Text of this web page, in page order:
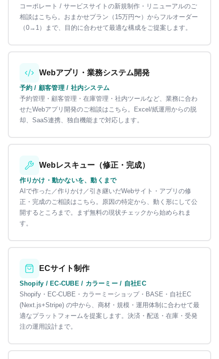
コーポレート / サービスサイトの新規制作・リニューアルのご
相談はこちら。おまかせプラン（15万円〜）からフルオーダー
（0→1）まで、目的に合わせて最適な構成をご提案します。
Webアプリ・業務システム開発
予約 / 顧客管理 / 社内システム
予約管理・顧客管理・在庫管理・社内ツールなど、業務に合わ
せたWebアプリ開発のご相談はこちら。Excel/紙運用からの脱
却、SaaS連携、独自機能まで対応します。
Webレスキュー（修正・完成）
作りかけ・動かないを、動くまで
AIで作った／作りかけ／引き継いだWebサイト・アプリの修
正・完成のご相談はこちら。原因の特定から、動く形にして公
開するところまで。まず無料の現状チェックから始められま
す。
ECサイト制作
Shopify / EC-CUBE / カラーミー / 自社EC
Shopify・EC-CUBE・カラーミーショップ・BASE・自社EC
(Next.js+Stripe) の中から、商材・規模・運用体制に合わせて最
適なプラットフォームを提案します。決済・配送・在庫・受発
注の運用設計まで。